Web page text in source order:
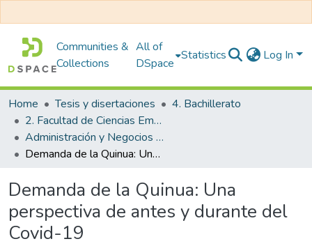
Communities &
Collections
All of
DSpace
Statistics Log In
Home Tesis y disertaciones
4. Bachillerato
2. Facultad de Ciencias Empresariales
Administración y Negocios Internacionales
Demanda de la Quinua: Una perspectiva de antes y durante del Covid-19
Demanda de la Quinua: Una
perspectiva de antes y durante del
Covid-19